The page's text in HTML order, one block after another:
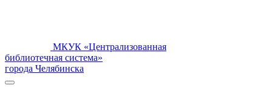
МКУК «Централизованная
библиотечная система»
города Челябинска